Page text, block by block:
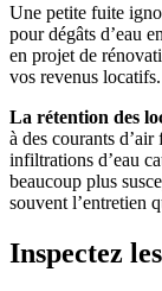
Une petite fuite
pour dégâts d’eau
en projet de
vos revenus locatifs.
La rétention des
à des courants
infiltrations d’eau
beaucoup plus
souvent l’entretien
Inspectez